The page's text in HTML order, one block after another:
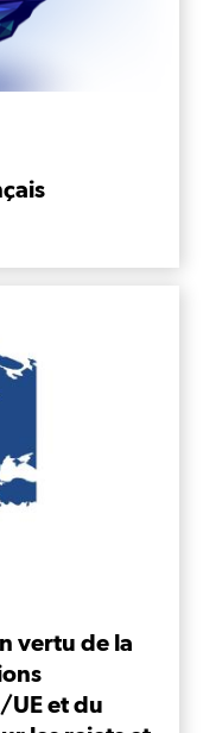
vertu de la
et du